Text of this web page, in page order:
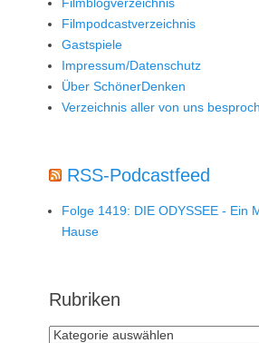
Filmpodcastverzeichnis
Gastspiele
Impressum/Datenschutz
Über SchönerDenken
Verzeichnis aller von uns
RSS-Podcastfeed
Folge 1419: DIE ODYSSEE - Ein
Hause
Rubriken
Rubriken